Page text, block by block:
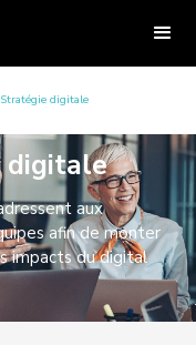
digitale
digitale
aux
afin de monter
impacts du digital